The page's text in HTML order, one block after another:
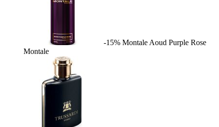
-15% Montale Aoud Purple Rose
Montale